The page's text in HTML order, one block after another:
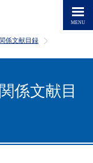
係文献目録
係文献目